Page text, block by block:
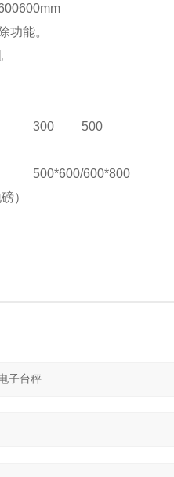
功能。
300
500
500*600/600*800
）